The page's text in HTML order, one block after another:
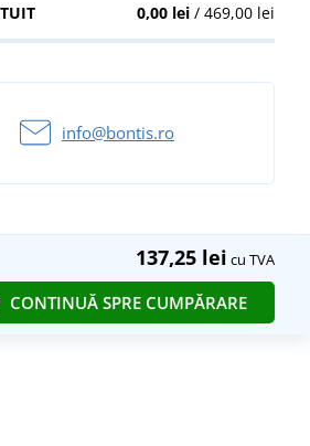
0,00 lei/ 469,00 lei
info@bontis.ro
137,25 lei cu TVA
CONTINUĂ SPRE CUMPĂRARE